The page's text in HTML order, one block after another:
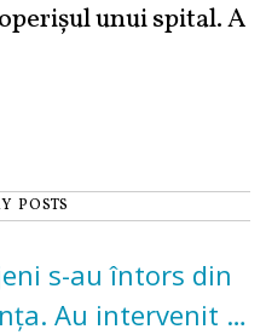
unui spital. A
POSTS
s-au întors din
Au intervenit la